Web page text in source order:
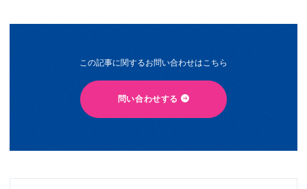
この記事に関するお問い合わせはこちら
問い合わせする